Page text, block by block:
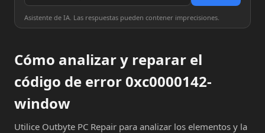
Asistente de IA. Las respuestas pueden contener imprecisiones.
Cómo analizar y reparar el
código de error 0xc0000142-
window
Utilice Outbyte PC Repair para analizar los elementos y la